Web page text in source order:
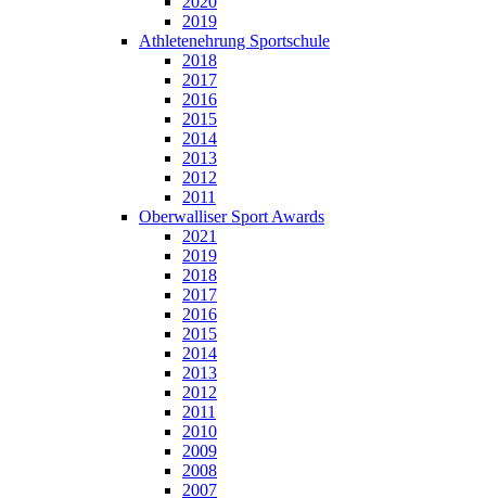
2019
Athletenehrung Sportschule
2018
2017
2016
2015
2014
2013
2012
2011
Oberwalliser Sport Awards
2021
2019
2018
2017
2016
2015
2014
2013
2012
2011
2010
2009
2008
2007